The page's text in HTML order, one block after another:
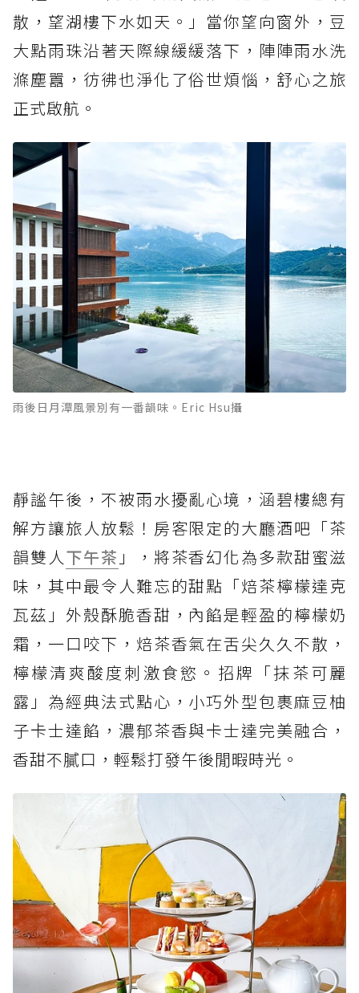
散，望湖樓下水如天。」當你望向窗外，豆
大點雨珠沿著天際線緩緩落下，陣陣雨水洗
滌塵囂，彷彿也淨化了俗世煩惱，舒心之旅
正式啟航。
雨後日月潭風景別有一番韻味。Eric Hsu攝
靜謐午後，不被雨水擾亂心境，涵碧樓總有
解方讓旅人放鬆！房客限定的大廳酒吧「茶
韻雙人下午茶 」，將茶香幻化為多款甜蜜滋
味，其中最令人難忘的甜點「焙茶檸檬達克
瓦茲」外殼酥脆香甜，內餡是輕盈的檸檬奶
霜，一口咬下，焙茶香氣在舌尖久久不散，
檸檬清爽酸度刺激食慾。招牌「抹茶可麗
露」為經典法式點心，小巧外型包裹麻豆柚
子卡士達餡，濃郁茶香與卡士達完美融合，
香甜不膩口，輕鬆打發午後閒暇時光。